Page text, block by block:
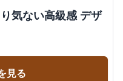
気ない高級感 デザ
見る